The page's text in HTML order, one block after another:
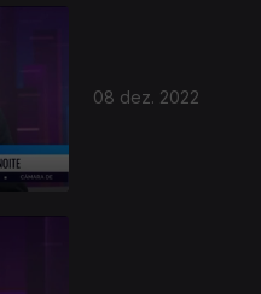
08 dez. 2022